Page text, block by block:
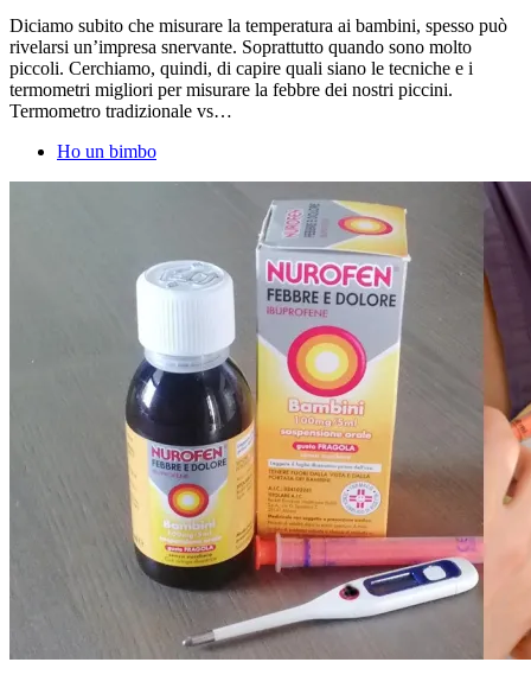
Diciamo subito che misurare la temperatura ai bambini, spesso può
rivelarsi un’impresa snervante. Soprattutto quando sono molto
piccoli. Cerchiamo, quindi, di capire quali siano le tecniche e i
termometri migliori per misurare la febbre dei nostri piccini.
Termometro tradizionale vs…
Ho un bimbo